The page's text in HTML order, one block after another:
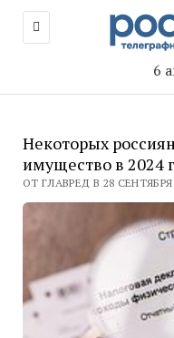
6
Некоторых
имущество в 2024
ОТ ГЛАВРЕД В 28 СЕНТЯБРЯ